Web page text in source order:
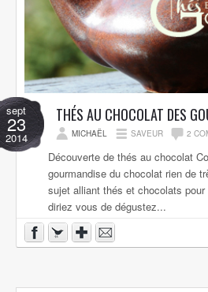
sept
23
2014
THÉS AU CHOCOLAT DES
MICHAËL SAVEUR 2
Découverte de thés au chocolat
gourmandise du chocolat rien de
sujet alliant thés et chocolats
diriez vous de dégustez...